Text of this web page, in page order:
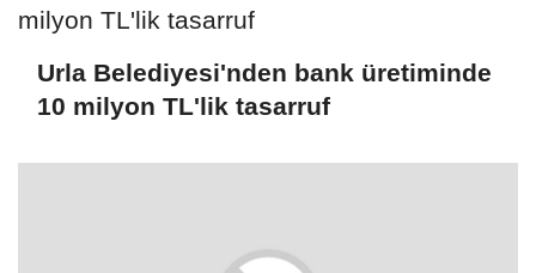
Urla Belediyesi'nden bank üretiminde
10 milyon TL'lik tasarruf
Efes Selçuk, Beach Flag Futbol